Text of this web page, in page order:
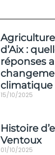
d’Aix :
réponses
climatique
15/10/2025
Histoire
Ventoux
01/10/2025